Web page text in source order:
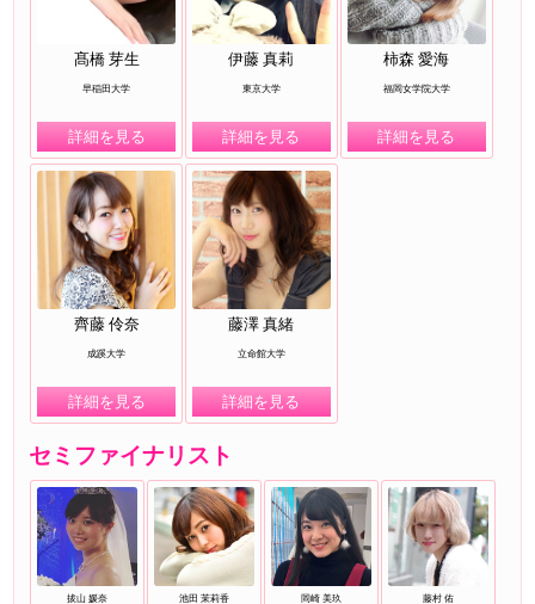
髙橋 芽生
早稲田大学
詳細を見る
伊藤 真莉
東京大学
詳細を見る
柿森 愛海
福岡女学院大学
詳細を見る
齊藤 伶奈
成蹊大学
詳細を見る
藤澤 真緒
立命館大学
詳細を見る
セミファイナリスト
拔山 媛奈 池田 茉莉香 岡崎 美玖 藤村 佑